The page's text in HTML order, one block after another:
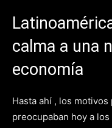
calma a una
economía
Hasta ahí , los
preocupaban hoy a